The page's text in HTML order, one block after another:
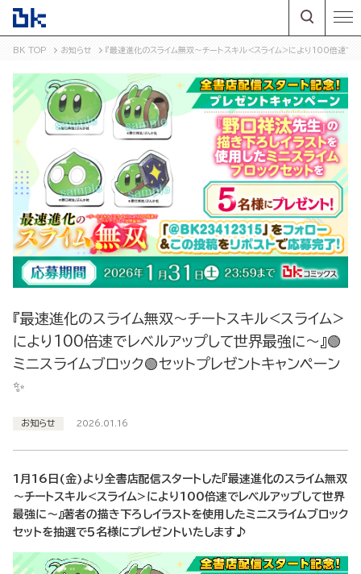
BK TOP お知らせ 『最速進化のスライム無双～チートスキル<スライム>により100倍速で
『最速進化のスライム無双～チートスキル<スライム>
により100倍速でレベルアップして世界最強に～』🟢
ミニスライムブロック🟢セットプレゼントキャンペーン
✨
お知らせ 2026.01.16
1月16日(金)より全書店配信スタートした『最速進化のスライム無双
～チートスキル<スライム>により100倍速でレベルアップして世界
最強に～』著者の描き下ろしイラストを使用したミニスライムブロック
セットを抽選で５名様にプレゼントいたします♪